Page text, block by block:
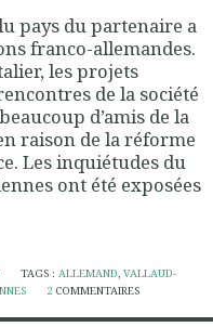
pays du partenaire a
franco-allemandes.
les projets
de la société
d’amis de la
raison de la réforme
Les inquiétudes du
ont été exposées
TAGS :ALLEMAND,VALLAUD-
2 COMMENTAIRES